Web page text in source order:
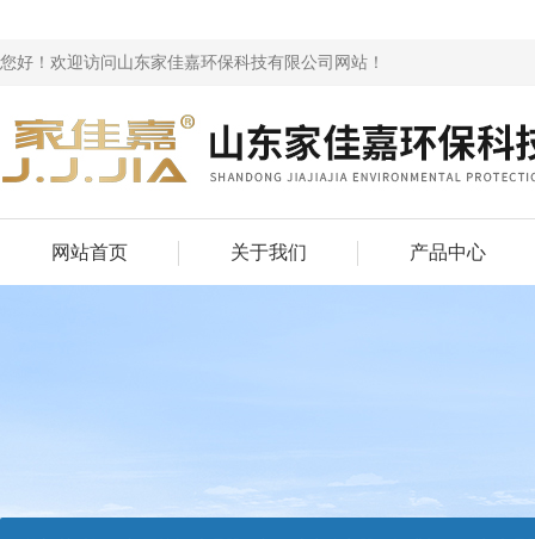
您好！欢迎访问山东家佳嘉环保科技有限公司网站！
网站首页 关于我们 产品中心